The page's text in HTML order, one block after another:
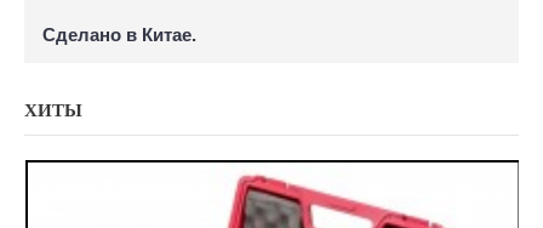
Сделано в Китае.
ХИТЫ